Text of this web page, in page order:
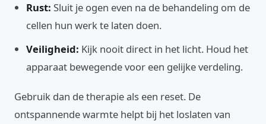
Rust: Sluit je ogen even na de behandeling om de
cellen hun werk te laten doen.
Veiligheid: Kijk nooit direct in het licht. Houd het
apparaat bewegende voor een gelijke verdeling.
Gebruik dan de therapie als een reset. De
ontspannende warmte helpt bij het loslaten van